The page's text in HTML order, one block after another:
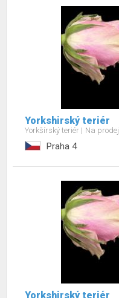
Yorkshirský teriér
Yorkšírský teriér Na prodej
Praha 4
Yorkshirský teriér